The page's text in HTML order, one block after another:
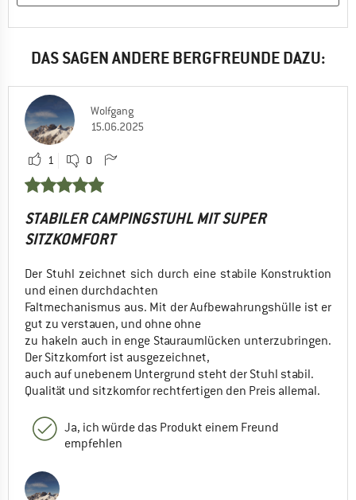
DAS SAGEN ANDERE BERGFREUNDE DAZU:
Wolfgang
15.06.2025
1 0
STABILER CAMPINGSTUHL MIT SUPER
SITZKOMFORT
Der Stuhl zeichnet sich durch eine stabile Konstruktion
und einen durchdachten
Faltmechanismus aus. Mit der Aufbewahrungshülle ist er
gut zu verstauen, und ohne ohne
zu hakeln auch in enge Stauraumlücken unterzubringen.
Der Sitzkomfort ist ausgezeichnet,
auch auf unebenem Untergrund steht der Stuhl stabil.
Qualität und sitzkomfor rechtfertigen den Preis allemal.
Ja, ich würde das Produkt einem Freund
empfehlen